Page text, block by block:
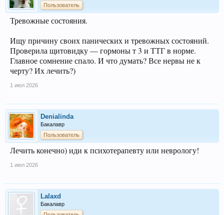
Пользователь
Тревожные состояния.
Ищу причину своих панических и тревожных состояний.
Проверила щитовидку — гормоны т 3 и ТТГ в норме.
Главное сомнение спало. И что думать? Все нервы не к
черту? Их лечить?)
1 июл 2026
Denialinda
Бакалавр
Пользователь
Лечить конечно) иди к психотерапевту или неврологу!
1 июл 2026
Lalaxd
Бакалавр